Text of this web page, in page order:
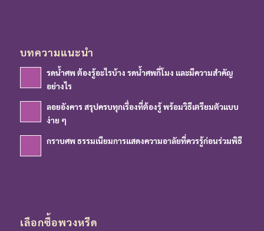
บทความแนะนำ
รดน้ำศพ ต้องรู้อะไรบ้าง รดน้ำศพกี่โมง และมีความสำคัญ
อย่างไร
ลอยอังคาร สรุปครบทุกเรื่องที่ต้องรู้ พร้อมวิธีเตรียมตัวแบบ
ง่าย ๆ
กราบศพ ธรรมเนียมการแสดงความอาลัยที่ควรรู้ก่อนร่วมพิธี
เลือกซื้อพวงหรีด